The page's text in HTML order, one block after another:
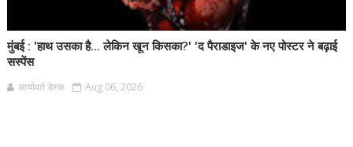
मुंबई : 'हाथ उसका है... लेकिन खून किसका?' 'द पैराडाइज' के नए पोस्टर ने बढ़ाई
सस्पेंस
आर्यावर्त डेस्क Aug 06, 2026